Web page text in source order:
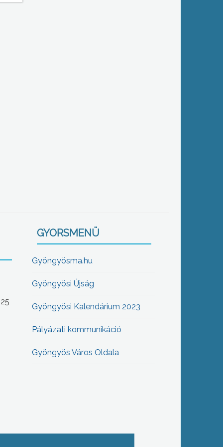
GYORSMENÜ
Gyöngyösma.hu
Gyöngyösi Újság
Gyöngyösi Kalendárium 2023
Pályázati kommunikáció
Gyöngyös Város Oldala